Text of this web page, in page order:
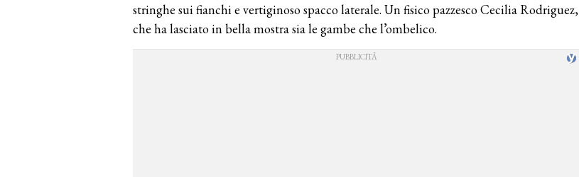
stringhe sui fianchi e vertiginoso spacco laterale. Un fisico pazzesco Cecilia Rodriguez,
che ha lasciato in bella mostra sia le gambe che l’ombelico.